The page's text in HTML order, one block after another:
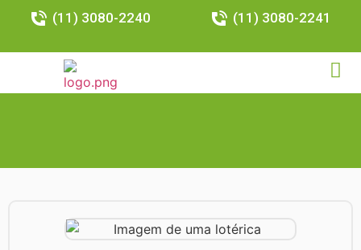
(11) 3080-2240 (11) 3080-2241